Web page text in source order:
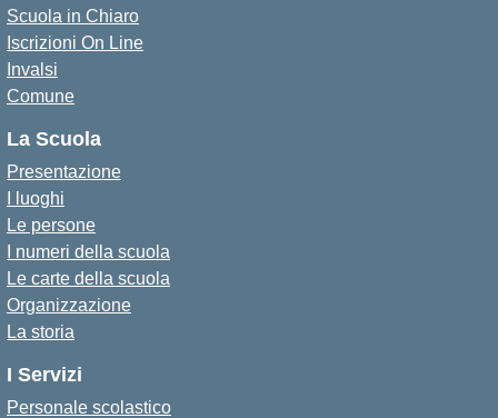
Scuola in Chiaro
Iscrizioni On Line
Invalsi
Comune
La Scuola
Presentazione
I luoghi
Le persone
I numeri della scuola
Le carte della scuola
Organizzazione
La storia
I Servizi
Personale scolastico